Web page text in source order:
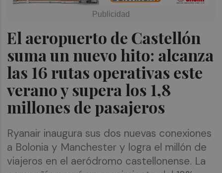
El aeropuerto de Castellón
suma un nuevo hito: alcanza
las 16 rutas operativas este
verano y supera los 1,8
millones de pasajeros
Ryanair inaugura sus dos nuevas conexiones
a Bolonia y Manchester y logra el millón de
viajeros en el aeródromo castellonense. La